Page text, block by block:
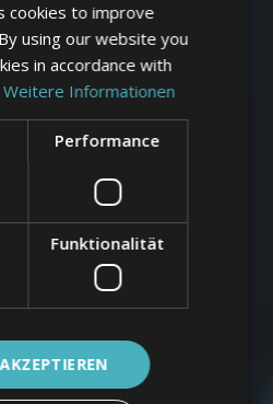
cookies to improve
using our website you
in accordance with
Weitere Informationen
Performance
Funktionalität